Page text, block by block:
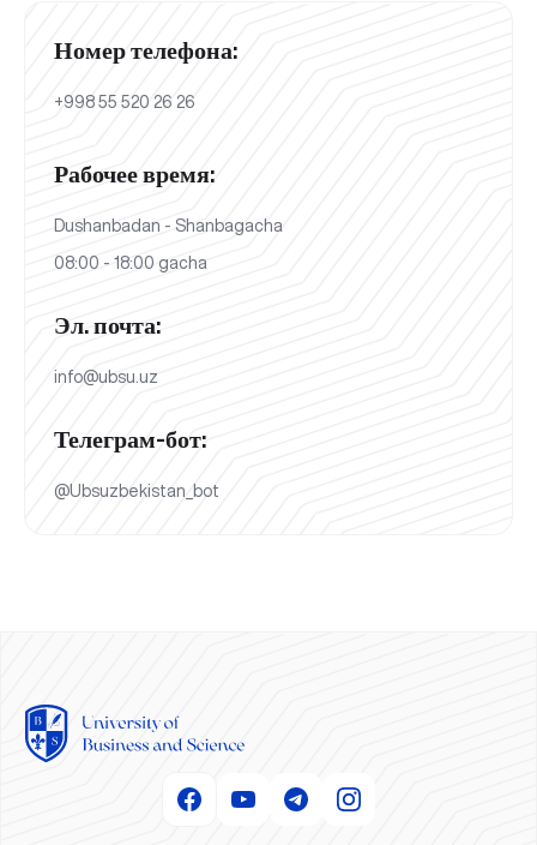
Номер телефона:
+998 55 520 26 26
Рабочее время:
Dushanbadan - Shanbagacha
08:00 - 18:00 gacha
Эл. почта:
info@ubsu.uz
Телеграм-бот:
@Ubsuzbekistan_bot